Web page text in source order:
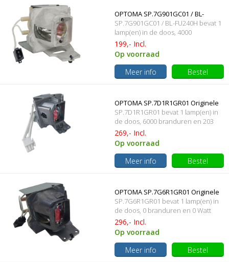
OPTOMA SP.7G901GC01 / BL-
FU240H Originele lampmodule
SP.7G901GC01 / BL-FU240H bevat 1
lamp(en) in de doos, 4000
branduren en 240 Watt
199,- Incl.
Op voorraad
Meer info
Bestel
OPTOMA SP.7D1R1GR01 Originele
lampmodule
SP.7D1R1GR01 bevat 1 lamp(en) in
de doos, 6000 branduren en 203
Watt
269,- Incl.
Op voorraad
Meer info
Bestel
OPTOMA SP.7G6R1GR01 Originele
lampmodule
SP.7G6R1GR01 bevat 1 lamp(en) in
de doos, 0 branduren en 0 Watt
296,- Incl.
Op voorraad
Meer info
Bestel